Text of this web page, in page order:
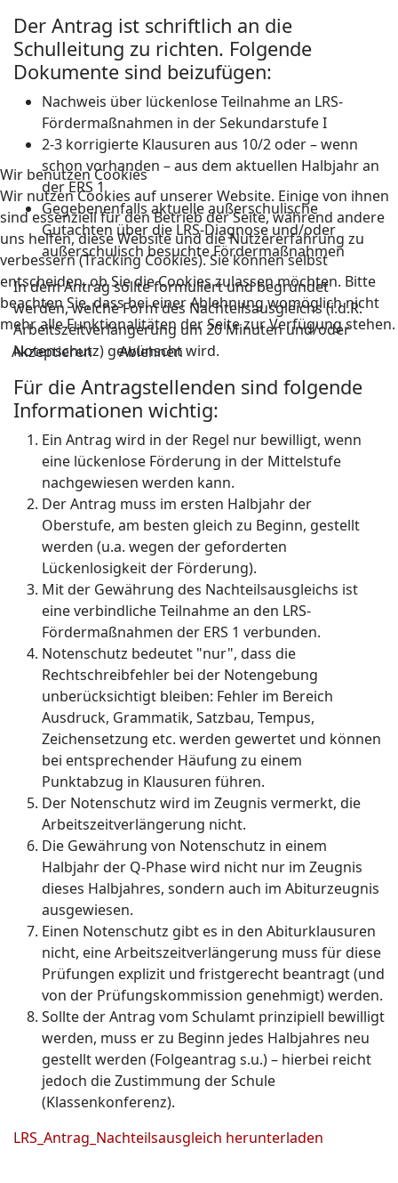
Der Antrag ist schriftlich an die
Schulleitung zu richten. Folgende
Dokumente sind beizufügen:
Nachweis über lückenlose Teilnahme an LRS-
Fördermaßnahmen in der Sekundarstufe I
2-3 korrigierte Klausuren aus 10/2 oder – wenn
schon vorhanden – aus dem aktuellen Halbjahr an
der ERS 1
Gegebenenfalls aktuelle außerschulische
Gutachten über die LRS-Diagnose und/oder
außerschulisch besuchte Fördermaßnahmen
In dem Antrag sollte formuliert und begründet
werden, welche Form des Nachteilsausgleichs (i.d.R.
Arbeitszeitverlängerung um 20 Minuten und/oder
Notenschutz) gewünscht wird.
Für die Antragstellenden sind folgende
Informationen wichtig:
Ein Antrag wird in der Regel nur bewilligt, wenn
eine lückenlose Förderung in der Mittelstufe
nachgewiesen werden kann.
Der Antrag muss im ersten Halbjahr der
Oberstufe, am besten gleich zu Beginn, gestellt
werden (u.a. wegen der geforderten
Lückenlosigkeit der Förderung).
Mit der Gewährung des Nachteilsausgleichs ist
eine verbindliche Teilnahme an den LRS-
Fördermaßnahmen der ERS 1 verbunden.
Notenschutz bedeutet "nur", dass die
Rechtschreibfehler bei der Notengebung
unberücksichtigt bleiben: Fehler im Bereich
Ausdruck, Grammatik, Satzbau, Tempus,
Zeichensetzung etc. werden gewertet und können
bei entsprechender Häufung zu einem
Punktabzug in Klausuren führen.
Der Notenschutz wird im Zeugnis vermerkt, die
Arbeitszeitverlängerung nicht.
Die Gewährung von Notenschutz in einem
Halbjahr der Q-Phase wird nicht nur im Zeugnis
dieses Halbjahres, sondern auch im Abiturzeugnis
ausgewiesen.
Einen Notenschutz gibt es in den Abiturklausuren
nicht, eine Arbeitszeitverlängerung muss für diese
Prüfungen explizit und fristgerecht beantragt (und
von der Prüfungskommission genehmigt) werden.
Sollte der Antrag vom Schulamt prinzipiell bewilligt
werden, muss er zu Beginn jedes Halbjahres neu
gestellt werden (Folgeantrag s.u.) – hierbei reicht
jedoch die Zustimmung der Schule
(Klassenkonferenz).
LRS_Antrag_Nachteilsausgleich herunterladen
Wir benutzen Cookies
Wir nutzen Cookies auf unserer Website. Einige von ihnen
sind essenziell für den Betrieb der Seite, während andere
uns helfen, diese Website und die Nutzererfahrung zu
verbessern (Tracking Cookies). Sie können selbst
entscheiden, ob Sie die Cookies zulassen möchten. Bitte
beachten Sie, dass bei einer Ablehnung womöglich nicht
mehr alle Funktionalitäten der Seite zur Verfügung stehen.
Akzeptieren
Ablehnen